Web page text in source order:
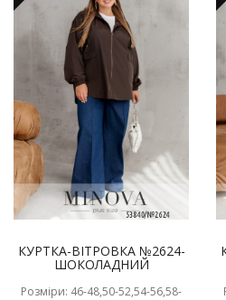
КУРТКА-ВІТРОВКА №2624-
ШОКОЛАДНИЙ
Розміри: 46-48,50-52,54-56,58-